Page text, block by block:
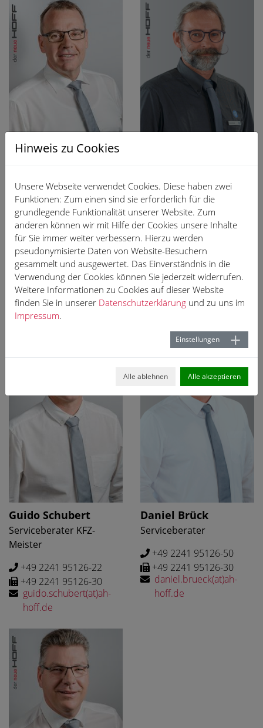
Andreas Hirtsiefer
Serviceberater
+49 2241 95126-20
+49 2241 95126-30
andreas.hirtsiefer(at)a
h-hoff.de
Guido Himmel
Serviceleiter
Ansprechpartner für
Groß- und
Gewerbekunden
+49 2241 95126-25
+49 2241 95126-30
guido.himmel(at)ah-
hoff.de
Guido Schubert
Serviceberater KFZ-
Meister
+49 2241 95126-22
+49 2241 95126-30
guido.schubert(at)ah-
hoff.de
Daniel Brück
Serviceberater
+49 2241 95126-50
+49 2241 95126-30
daniel.brueck(at)ah-
hoff.de
Hinweis zu Cookies
Unsere Webseite verwendet Cookies. Diese haben zwei
Funktionen: Zum einen sind sie erforderlich für die
grundlegende Funktionalität unserer Website. Zum
anderen können wir mit Hilfe der Cookies unsere Inhalte
für Sie immer weiter verbessern. Hierzu werden
pseudonymisierte Daten von Website-Besuchern
gesammelt und ausgewertet. Das Einverständnis in die
Verwendung der Cookies können Sie jederzeit widerrufen.
Weitere Informationen zu Cookies auf dieser Website
finden Sie in unserer Datenschutzerklärung und zu uns im
Impressum.
Einstellungen
Alle ablehnen Alle akzeptieren